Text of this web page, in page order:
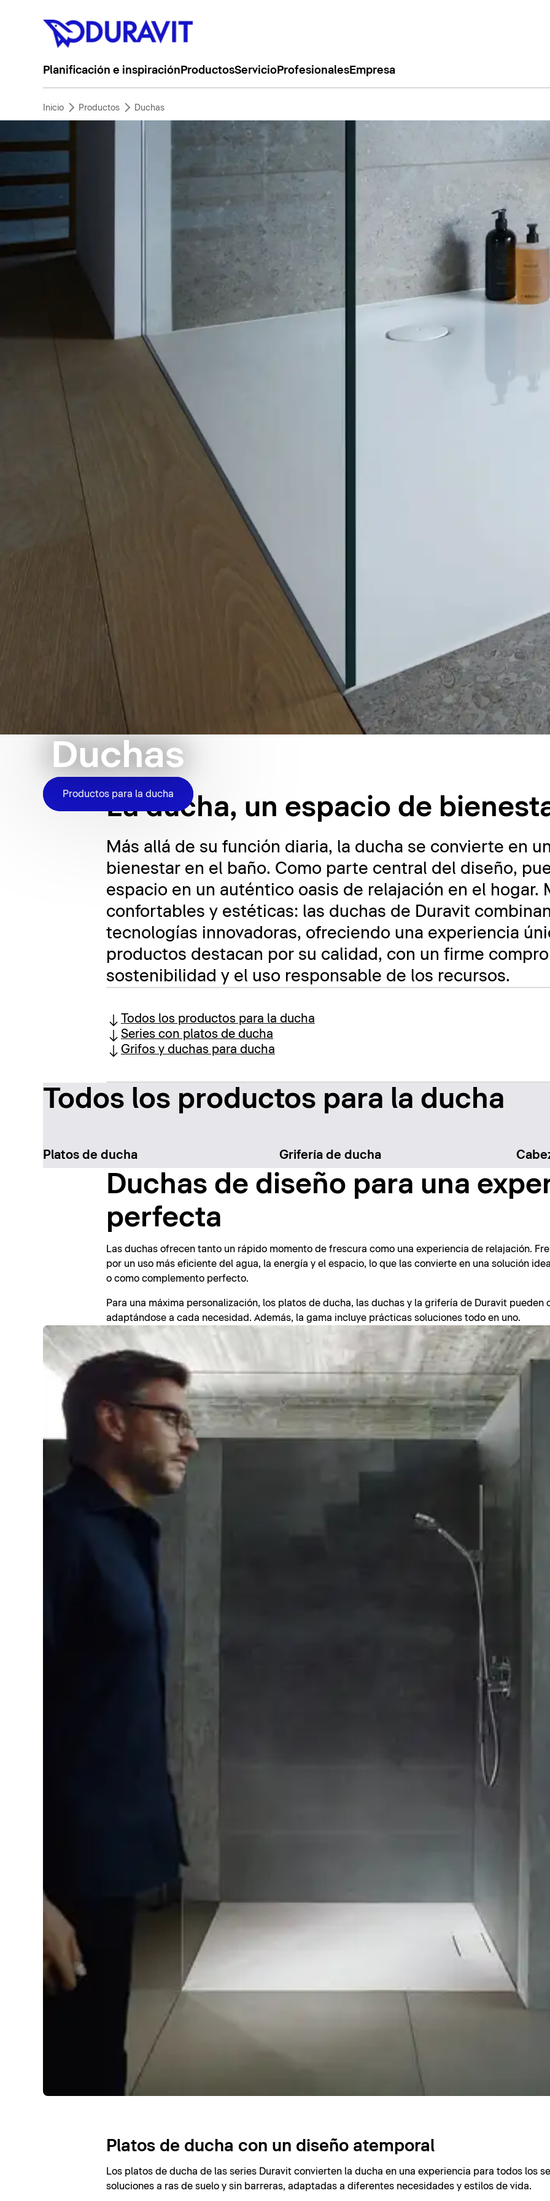
Planificación e inspiración ProductosServicioProfesionalesEmpresa
Inicio Productos Duchas
Duchas
Productos para la ducha
La ducha, un espacio de
Más allá de su función diaria, la ducha se convierte en
bienestar en el baño. Como parte central del diseño,
espacio en un auténtico oasis de relajación en el hogar.
confortables y estéticas: las duchas de Duravit
tecnologías innovadoras, ofreciendo una experiencia
productos destacan por su calidad, con un firme
sostenibilidad y el uso responsable de los recursos.
Todos los productos para la ducha
Series con platos de ducha
Grifos y duchas para ducha
Todos los productos para la ducha
Platos de ducha Grifería de ducha
Duchas de diseño para una
perfecta
Las duchas ofrecen tanto un rápido momento de frescura como una experiencia de relajación.
por un uso más eficiente del agua, la energía y el espacio, lo que las convierte en una solución
o como complemento perfecto.
Para una máxima personalización, los platos de ducha, las duchas y la grifería de Duravit pueden
adaptándose a cada necesidad. Además, la gama incluye prácticas soluciones todo en uno.
Platos de ducha con un diseño atemporal
Los platos de ducha de las series Duravit convierten la ducha en una experiencia para todos los
soluciones a ras de suelo y sin barreras, adaptadas a diferentes necesidades y estilos de vida.